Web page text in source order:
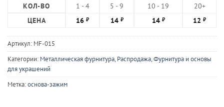
КОЛ-ВО 1 - 4 5 - 9 10 - 19
20+
ЦЕНА
16 ₽ 14 ₽ 14 ₽ 12 ₽
Артикул: MF-015
Категории: Металлическая фурнитура, Распродажа,Фурнитура и основы
для украшений
Метка:основа-зажим